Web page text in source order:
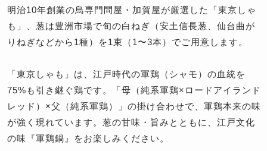
明治10年創業の鳥専門問屋・加賀屋が厳選した「東京しゃ
も」、葱は豊洲市場で旬の白ねぎ（安土信長葱、仙台曲が
りねぎなどから1種）を1束（1〜3本）でご用意します。
「東京しゃも」は、江戸時代の軍鶏（シャモ）の血統を
75%も引き継ぐ鶏です。「母（純系軍鶏×ロードアイランド
レッド）×父（純系軍鶏）」の掛け合わせで、軍鶏本来の味
が強く現れています。葱の甘味・旨みとともに、江戸文化
の味『軍鶏鍋』をお楽しみください。